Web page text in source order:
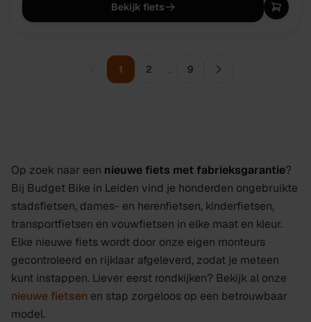
Bekijk fiets
1 2 … 9
Op zoek naar een nieuwe fiets met fabrieksgarantie?
Bij Budget Bike in Leiden vind je honderden ongebruikte
stadsfietsen, dames- en herenfietsen, kinderfietsen,
transportfietsen en vouwfietsen in elke maat en kleur.
Elke nieuwe fiets wordt door onze eigen monteurs
gecontroleerd en rijklaar afgeleverd, zodat je meteen
kunt instappen. Liever eerst rondkijken? Bekijk al onze
nieuwe fietsen en stap zorgeloos op een betrouwbaar
model.